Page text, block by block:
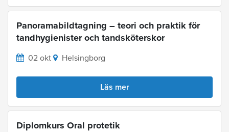
Panoramabildtagning – teori och praktik för
tandhygienister och tandsköterskor
02 okt Helsingborg
Läs mer
Diplomkurs Oral protetik